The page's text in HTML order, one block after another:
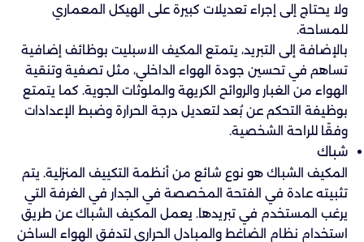
ولا يحتاج إلى إجراء تعديلات كبيرة على الهيكل المعماري
للمساحة.
بالإضافة إلى التبريد، يتمتع المكيف الاسبليت بوظائف إضافية
تساهم في تحسين جودة الهواء الداخلي، مثل تصفية وتنقية
الهواء من الغبار والروائح الكريهة والملوثات الجوية. كما يتمتع
بوظيفة التحكم عن بُعد لتعديل درجة الحرارة وضبط الإعدادات
وفقًا للراحة الشخصية.
شباك
المكيف الشباك هو نوع شائع من أنظمة التكييف المنزلية. يتم
تثبيته عادة في الفتحة المخصصة في الجدار في الغرفة التي
يرغب المستخدم في تبريدها. يعمل المكيف الشباك عن طريق
استخدام نظام الضاغط والمبادل الحراري لتدفق الهواء الساخن